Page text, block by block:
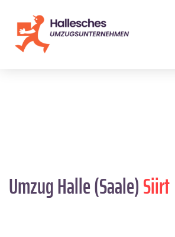
Umzug Halle (Saale)Siirt